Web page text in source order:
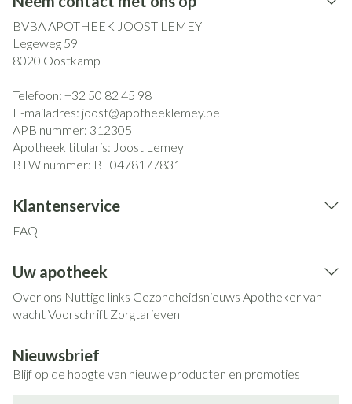
BVBA APOTHEEK JOOST LEMEY
Legeweg 59
8020 Oostkamp
Telefoon: +32 50 82 45 98
E-mailadres: joost@apotheeklemey.be
APB nummer: 312305
Apotheek titularis: Joost Lemey
BTW nummer: BE0478177831
Klantenservice
FAQ
Uw apotheek
Over ons Nuttige links Gezondheidsnieuws Apotheker van
wachtVoorschrift Zorgtarieven
Nieuwsbrief
Blijf op de hoogte van nieuwe producten en promoties